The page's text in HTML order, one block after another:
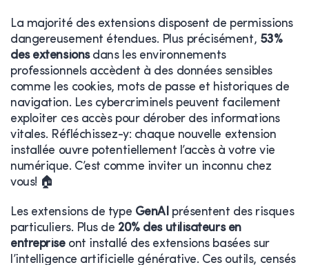
La majorité des extensions disposent de permissions
dangereusement étendues. Plus précisément, 53%
des extensionsdans les environnements
professionnels accèdent à des données sensibles
comme les cookies, mots de passe et historiques de
navigation. Les cybercriminels peuvent facilement
exploiter ces accès pour dérober des informations
vitales. Réfléchissez-y: chaque nouvelle extension
installée ouvre potentiellement l’accès à votre vie
numérique. C’est comme inviter un inconnu chez
vous! 🏠
Les extensions de type GenAI présentent des risques
particuliers. Plus de 20% des utilisateurs en
entrepriseont installé des extensions basées sur
l’intelligence artificielle générative. Ces outils, censés